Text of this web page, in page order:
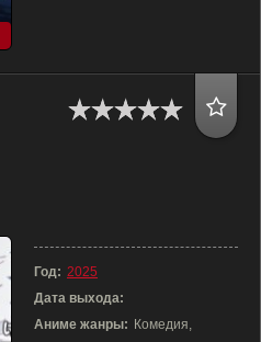
Год: 2025
Дата выхода:
Аниме жанры: Комедия,